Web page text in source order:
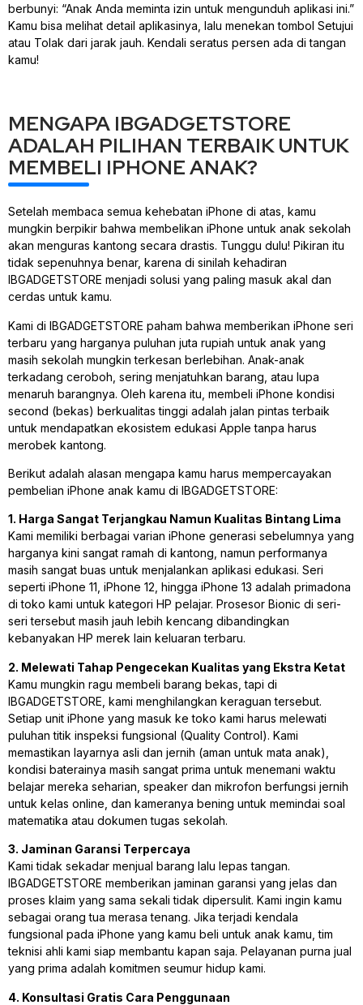
berbunyi: “Anak Anda meminta izin untuk mengunduh aplikasi ini.”
Kamu bisa melihat detail aplikasinya, lalu menekan tombol Setujui
atau Tolak dari jarak jauh. Kendali seratus persen ada di tangan
kamu!
MENGAPA IBGADGETSTORE
ADALAH PILIHAN TERBAIK UNTUK
MEMBELI IPHONE ANAK?
Setelah membaca semua kehebatan iPhone di atas, kamu
mungkin berpikir bahwa membelikan iPhone untuk anak sekolah
akan menguras kantong secara drastis. Tunggu dulu! Pikiran itu
tidak sepenuhnya benar, karena di sinilah kehadiran
IBGADGETSTORE menjadi solusi yang paling masuk akal dan
cerdas untuk kamu.
Kami di IBGADGETSTORE paham bahwa memberikan iPhone seri
terbaru yang harganya puluhan juta rupiah untuk anak yang
masih sekolah mungkin terkesan berlebihan. Anak-anak
terkadang ceroboh, sering menjatuhkan barang, atau lupa
menaruh barangnya. Oleh karena itu, membeli iPhone kondisi
second (bekas) berkualitas tinggi adalah jalan pintas terbaik
untuk mendapatkan ekosistem edukasi Apple tanpa harus
merobek kantong.
Berikut adalah alasan mengapa kamu harus mempercayakan
pembelian iPhone anak kamu di IBGADGETSTORE:
1. Harga Sangat Terjangkau Namun Kualitas Bintang Lima
Kami memiliki berbagai varian iPhone generasi sebelumnya yang
harganya kini sangat ramah di kantong, namun performanya
masih sangat buas untuk menjalankan aplikasi edukasi. Seri
seperti iPhone 11, iPhone 12, hingga iPhone 13 adalah primadona
di toko kami untuk kategori HP pelajar. Prosesor Bionic di seri-
seri tersebut masih jauh lebih kencang dibandingkan
kebanyakan HP merek lain keluaran terbaru.
2. Melewati Tahap Pengecekan Kualitas yang Ekstra Ketat
Kamu mungkin ragu membeli barang bekas, tapi di
IBGADGETSTORE, kami menghilangkan keraguan tersebut.
Setiap unit iPhone yang masuk ke toko kami harus melewati
puluhan titik inspeksi fungsional (Quality Control). Kami
memastikan layarnya asli dan jernih (aman untuk mata anak),
kondisi baterainya masih sangat prima untuk menemani waktu
belajar mereka seharian, speaker dan mikrofon berfungsi jernih
untuk kelas online, dan kameranya bening untuk memindai soal
matematika atau dokumen tugas sekolah.
3. Jaminan Garansi Terpercaya
Kami tidak sekadar menjual barang lalu lepas tangan.
IBGADGETSTORE memberikan jaminan garansi yang jelas dan
proses klaim yang sama sekali tidak dipersulit. Kami ingin kamu
sebagai orang tua merasa tenang. Jika terjadi kendala
fungsional pada iPhone yang kamu beli untuk anak kamu, tim
teknisi ahli kami siap membantu kapan saja. Pelayanan purna jual
yang prima adalah komitmen seumur hidup kami.
4. Konsultasi Gratis Cara Penggunaan